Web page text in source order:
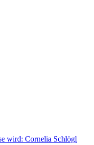
wird: Cornelia Schlögl